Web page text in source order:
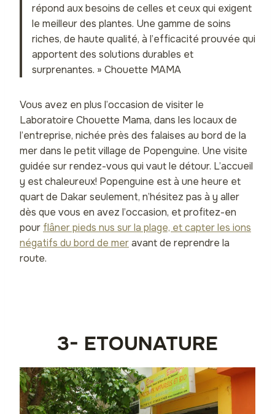
répond aux besoins de celles et ceux qui exigent
le meilleur des plantes. Une gamme de soins
riches, de haute qualité, à l’efficacité prouvée qui
apportent des solutions durables et
surprenantes. » Chouette MAMA
Vous avez en plus l’occasion de visiter le
Laboratoire Chouette Mama, dans les locaux de
l’entreprise, nichée près des falaises au bord de la
mer dans le petit village de Popenguine. Une visite
guidée sur rendez-vous qui vaut le détour. L’accueil
y est chaleureux! Popenguine est à une heure et
quart de Dakar seulement, n’hésitez pas à y aller
dès que vous en avez l’occasion, et profitez-en
pour flâner pieds nus sur la plage, et capter les ions
négatifs du bord de meravant de reprendre la
route.
3- ETOUNATURE